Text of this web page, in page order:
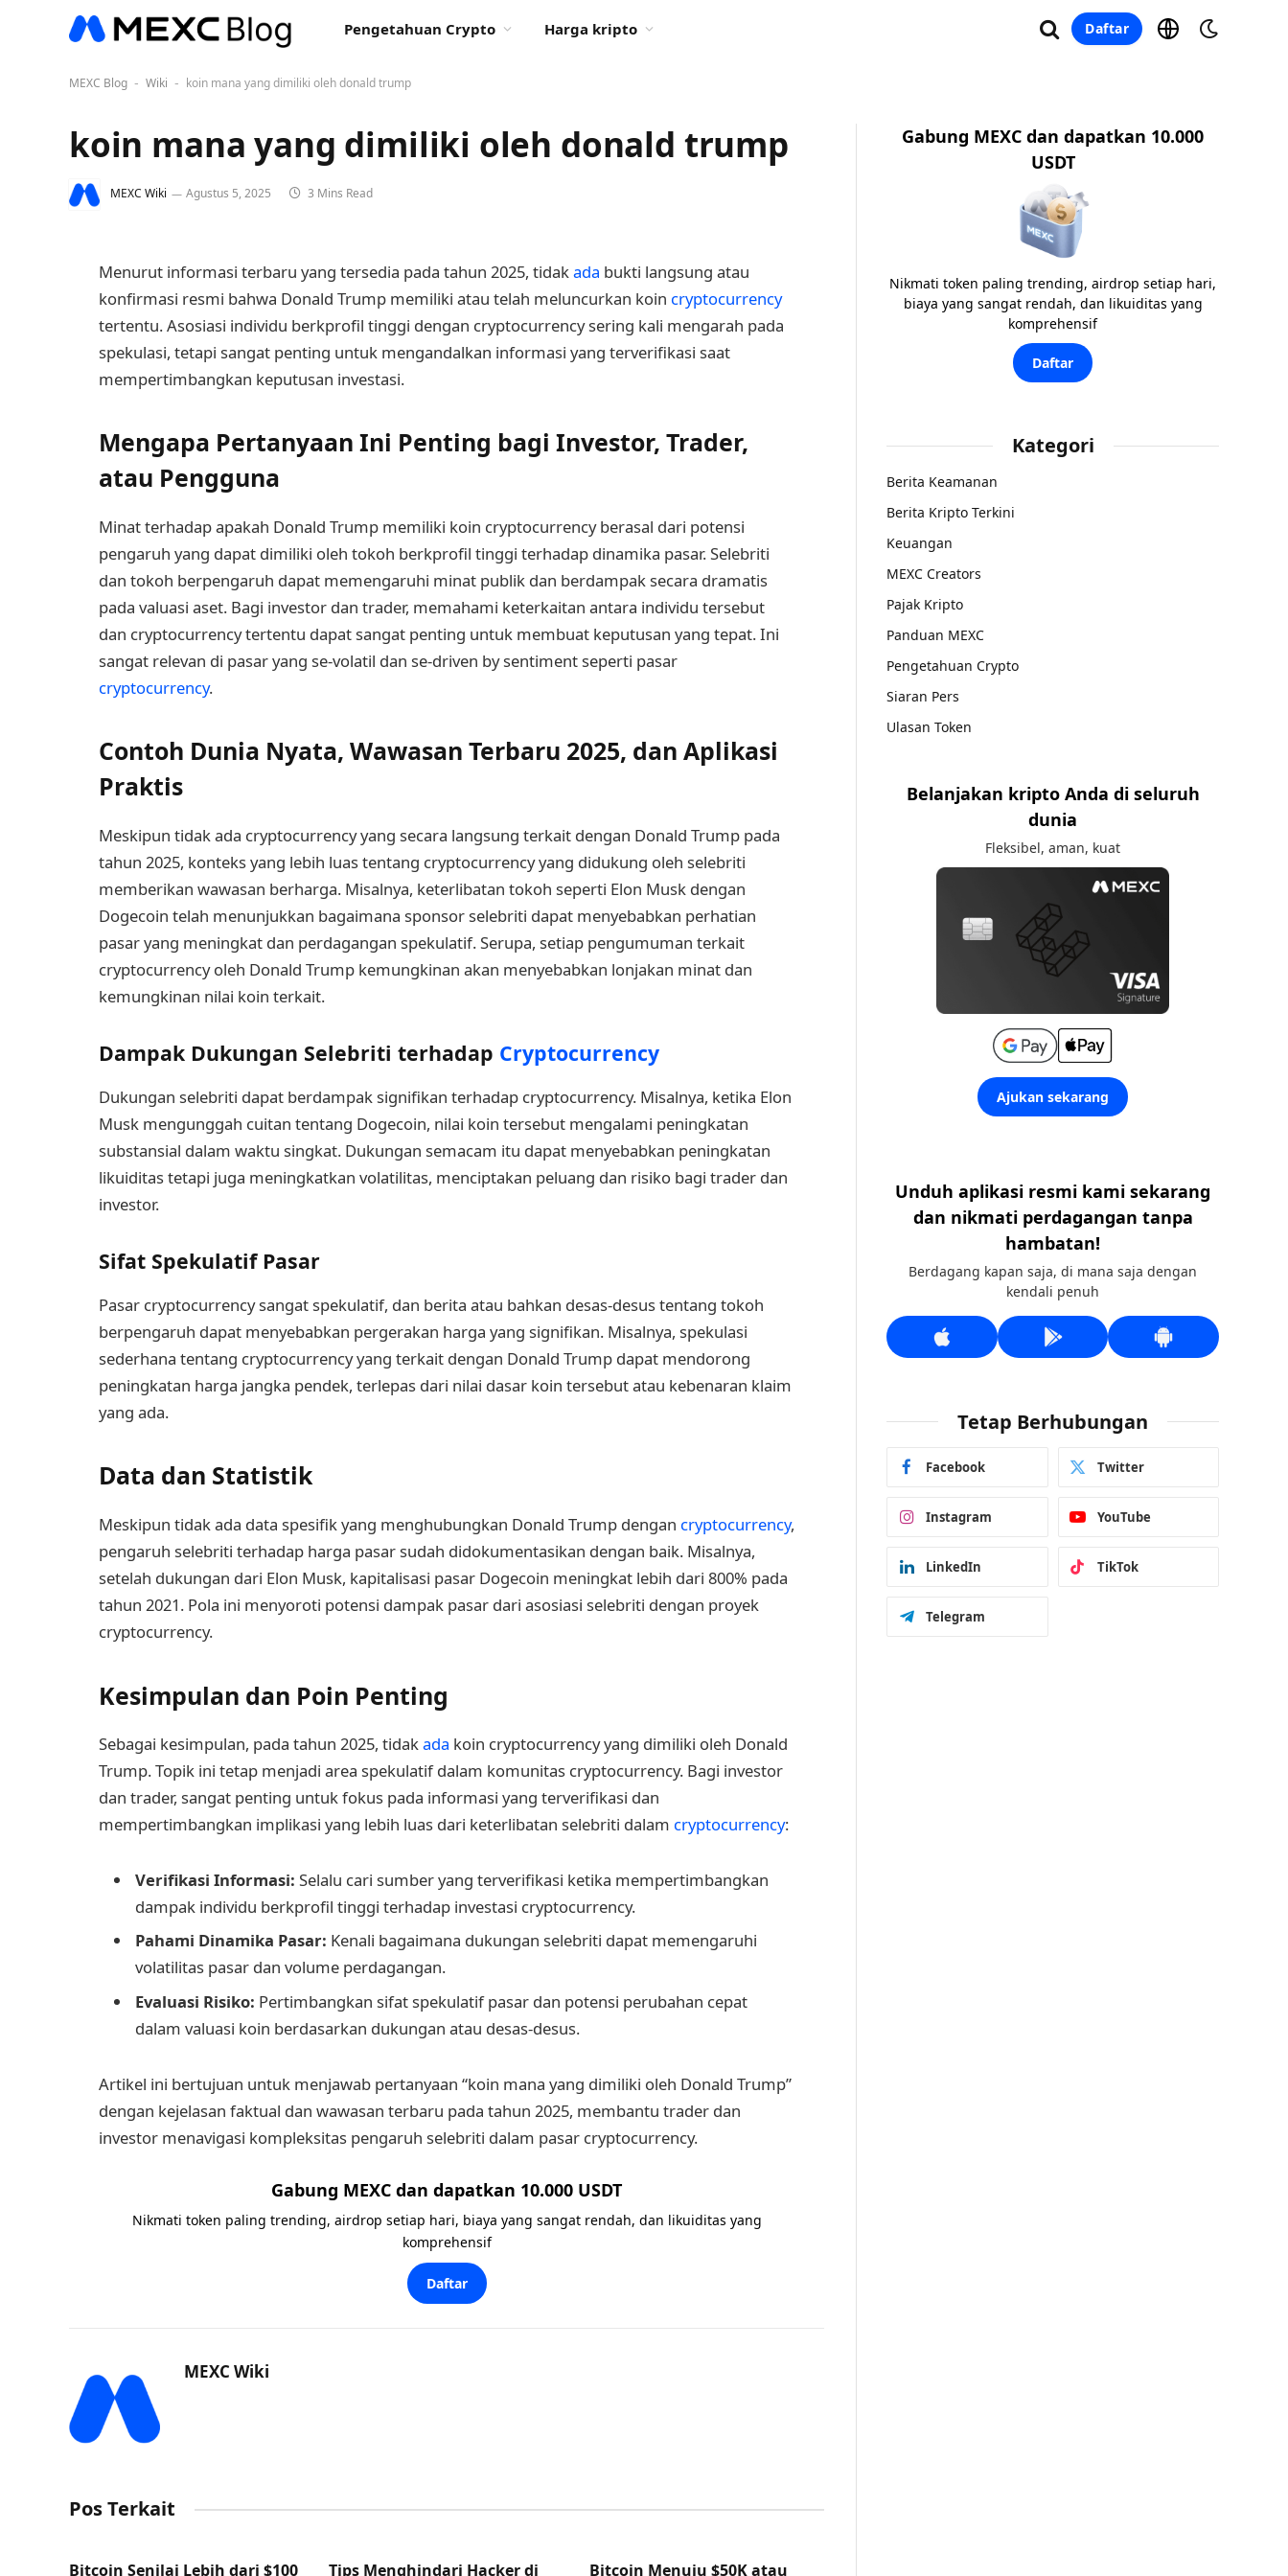
Pengetahuan Crypto Harga kripto Daftar
MEXC Blog - Wiki - koin mana yang dimiliki oleh donald trump
koin mana yang dimiliki oleh donald trump
MEXC Wiki Agustus 5, 2025 3 Mins Read
Menurut informasi terbaru yang tersedia pada tahun 2025, tidakada bukti langsung atau
konfirmasi resmi bahwa Donald Trump memiliki atau telah meluncurkan koin cryptocurrency
tertentu. Asosiasi individu berkprofil tinggi dengan cryptocurrency sering kali mengarah pada
spekulasi, tetapi sangat penting untuk mengandalkan informasi yang terverifikasi saat
mempertimbangkan keputusan investasi.
Mengapa Pertanyaan Ini Penting bagi Investor, Trader,
atau Pengguna
Minat terhadap apakah Donald Trump memiliki koin cryptocurrency berasal dari potensi
pengaruh yang dapat dimiliki oleh tokoh berkprofil tinggi terhadap dinamika pasar. Selebriti
dan tokoh berpengaruh dapat memengaruhi minat publik dan berdampak secara dramatis
pada valuasi aset. Bagi investor dan trader, memahami keterkaitan antara individu tersebut
dan cryptocurrency tertentu dapat sangat penting untuk membuat keputusan yang tepat. Ini
sangat relevan di pasar yang se-volatil dan se-driven by sentiment seperti pasar
cryptocurrency.
Contoh Dunia Nyata, Wawasan Terbaru 2025, dan Aplikasi
Praktis
Meskipun tidak ada cryptocurrency yang secara langsung terkait dengan Donald Trump pada
tahun 2025, konteks yang lebih luas tentang cryptocurrency yang didukung oleh selebriti
memberikan wawasan berharga. Misalnya, keterlibatan tokoh seperti Elon Musk dengan
Dogecoin telah menunjukkan bagaimana sponsor selebriti dapat menyebabkan perhatian
pasar yang meningkat dan perdagangan spekulatif. Serupa, setiap pengumuman terkait
cryptocurrency oleh Donald Trump kemungkinan akan menyebabkan lonjakan minat dan
kemungkinan nilai koin terkait.
Dampak Dukungan Selebriti terhadap Cryptocurrency
Dukungan selebriti dapat berdampak signifikan terhadap cryptocurrency. Misalnya, ketika Elon
Musk mengunggah cuitan tentang Dogecoin, nilai koin tersebut mengalami peningkatan
substansial dalam waktu singkat. Dukungan semacam itu dapat menyebabkan peningkatan
likuiditas tetapi juga meningkatkan volatilitas, menciptakan peluang dan risiko bagi trader dan
investor.
Sifat Spekulatif Pasar
Pasar cryptocurrency sangat spekulatif, dan berita atau bahkan desas-desus tentang tokoh
berpengaruh dapat menyebabkan pergerakan harga yang signifikan. Misalnya, spekulasi
sederhana tentang cryptocurrency yang terkait dengan Donald Trump dapat mendorong
peningkatan harga jangka pendek, terlepas dari nilai dasar koin tersebut atau kebenaran klaim
yang ada.
Data dan Statistik
Meskipun tidak ada data spesifik yang menghubungkan Donald Trump dengan cryptocurrency,
pengaruh selebriti terhadap harga pasar sudah didokumentasikan dengan baik. Misalnya,
setelah dukungan dari Elon Musk, kapitalisasi pasar Dogecoin meningkat lebih dari 800% pada
tahun 2021. Pola ini menyoroti potensi dampak pasar dari asosiasi selebriti dengan proyek
cryptocurrency.
Kesimpulan dan Poin Penting
Sebagai kesimpulan, pada tahun 2025, tidakada koin cryptocurrency yang dimiliki oleh Donald
Trump. Topik ini tetap menjadi area spekulatif dalam komunitas cryptocurrency. Bagi investor
dan trader, sangat penting untuk fokus pada informasi yang terverifikasi dan
mempertimbangkan implikasi yang lebih luas dari keterlibatan selebriti dalam cryptocurrency:
Verifikasi Informasi: Selalu cari sumber yang terverifikasi ketika mempertimbangkan
dampak individu berkprofil tinggi terhadap investasi cryptocurrency.
Pahami Dinamika Pasar: Kenali bagaimana dukungan selebriti dapat memengaruhi
volatilitas pasar dan volume perdagangan.
Evaluasi Risiko: Pertimbangkan sifat spekulatif pasar dan potensi perubahan cepat
dalam valuasi koin berdasarkan dukungan atau desas-desus.
Artikel ini bertujuan untuk menjawab pertanyaan “koin mana yang dimiliki oleh Donald Trump”
dengan kejelasan faktual dan wawasan terbaru pada tahun 2025, membantu trader dan
investor menavigasi kompleksitas pengaruh selebriti dalam pasar cryptocurrency.
Gabung MEXC dan dapatkan 10.000 USDT
Nikmati token paling trending, airdrop setiap hari, biaya yang sangat rendah, dan likuiditas yang
komprehensif
Daftar
MEXC Wiki
Pos Terkait
Bitcoin Senilai Lebih dari $100 Tips Menghindari Hacker di Bitcoin Menuju $50K atau
Gabung MEXC dan dapatkan 10.000
USDT
Nikmati token paling trending, airdrop setiap hari,
biaya yang sangat rendah, dan likuiditas yang
komprehensif
Daftar
Kategori
Berita Keamanan
Berita Kripto Terkini
Keuangan
MEXC Creators
Pajak Kripto
Panduan MEXC
Pengetahuan Crypto
Siaran Pers
Ulasan Token
Belanjakan kripto Anda di seluruh
dunia
Fleksibel, aman, kuat
Ajukan sekarang
Unduh aplikasi resmi kami sekarang
dan nikmati perdagangan tanpa
hambatan!
Berdagang kapan saja, di mana saja dengan
kendali penuh
Tetap Berhubungan
Facebook Twitter
Instagram YouTube
LinkedIn TikTok
Telegram